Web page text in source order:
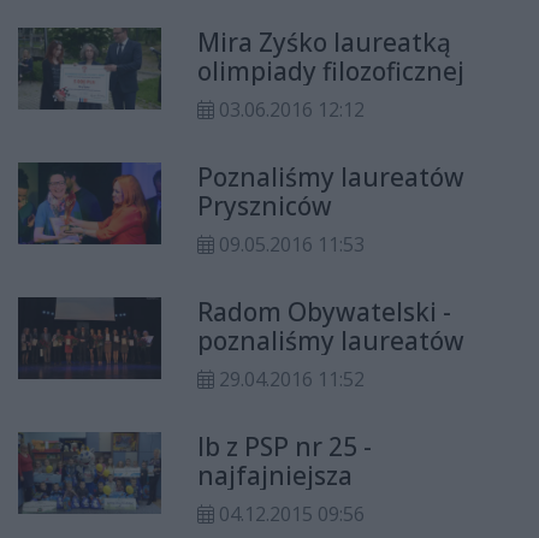
zmagań w konkursie piosenki o
nagrodę B. Klimczuka zwyciężyła
Paulina Tarasińska z Końskich.
Mira Zyśko laureatką
olimpiady filozoficznej
03.06.2016 12:12
Poznaliśmy laureatów
Pryszniców
09.05.2016 11:53
Radom Obywatelski -
poznaliśmy laureatów
29.04.2016 11:52
Ib z PSP nr 25 -
najfajniejsza
04.12.2015 09:56